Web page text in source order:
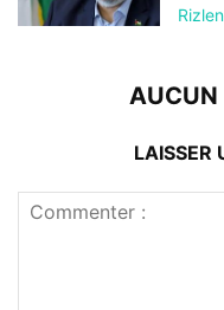
AUCUN
LAISSER